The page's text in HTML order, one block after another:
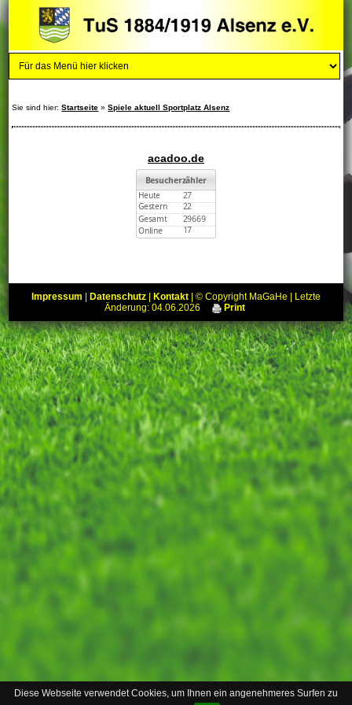
Diese Webseite verwendet Cookies, um Ihnen ein angenehmeres Surfen zu
Sie sind hier:Startseite »Spiele aktuell Sportplatz Alsenz
acadoo.de
Impressum Datenschutz Kontakt | © Copyright MaGaHe | Letzte
Änderung: 04.06.2026
Print